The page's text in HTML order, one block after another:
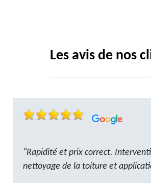
Les avis de nos
"Rapidité et prix correct.
nettoyage de la toiture et